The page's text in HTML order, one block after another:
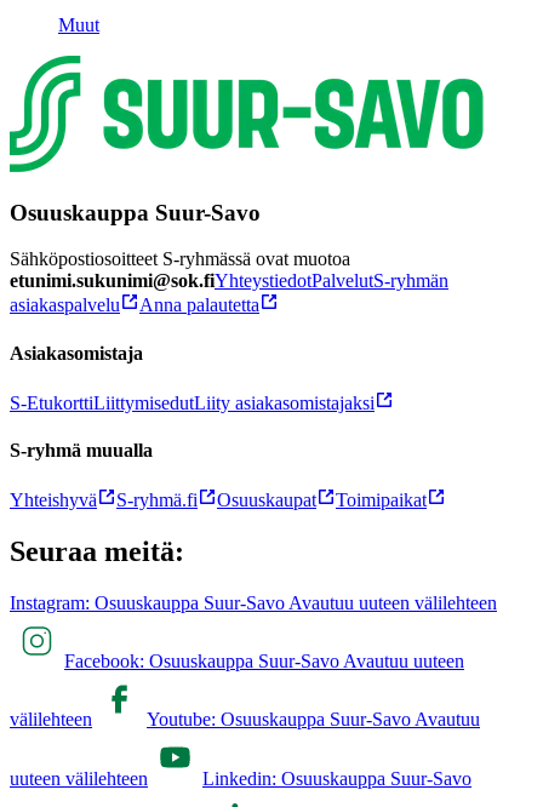
Muut
Osuuskauppa Suur-Savo
Sähköpostiosoitteet S-ryhmässä ovat muotoa
etunimi.sukunimi@sok.fiYhteystiedotPalvelutS-ryhmän
asiakaspalvelu
Anna palautetta
Asiakasomistaja
S-EtukorttiLiittymisedutLiity asiakasomistajaksi
S-ryhmä muualla
Yhteishyvä S-ryhmä.fi Osuuskaupat Toimipaikat
Seuraa meitä:
Instagram: Osuuskauppa Suur-Savo Avautuu uuteen välilehteen
Facebook: Osuuskauppa Suur-Savo Avautuu uuteen
välilehteen Youtube: Osuuskauppa Suur-Savo Avautuu
uuteen välilehteen Linkedin: Osuuskauppa Suur-Savo